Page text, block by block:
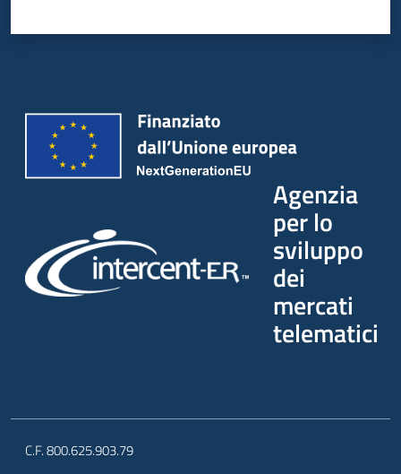
Agenzia
per lo
sviluppo
dei
mercati
telematici
C.F. 800.625.903.79